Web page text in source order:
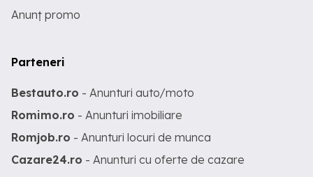
Anunț promo
Parteneri
Bestauto.ro - Anunturi auto/moto
Romimo.ro - Anunturi imobiliare
Romjob.ro - Anunturi locuri de munca
Cazare24.ro - Anunturi cu oferte de cazare